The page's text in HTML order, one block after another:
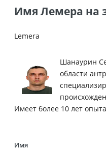
Имя Лемера на
Lemera
Шанаурин
области
Имеет более 10 лет
Имя